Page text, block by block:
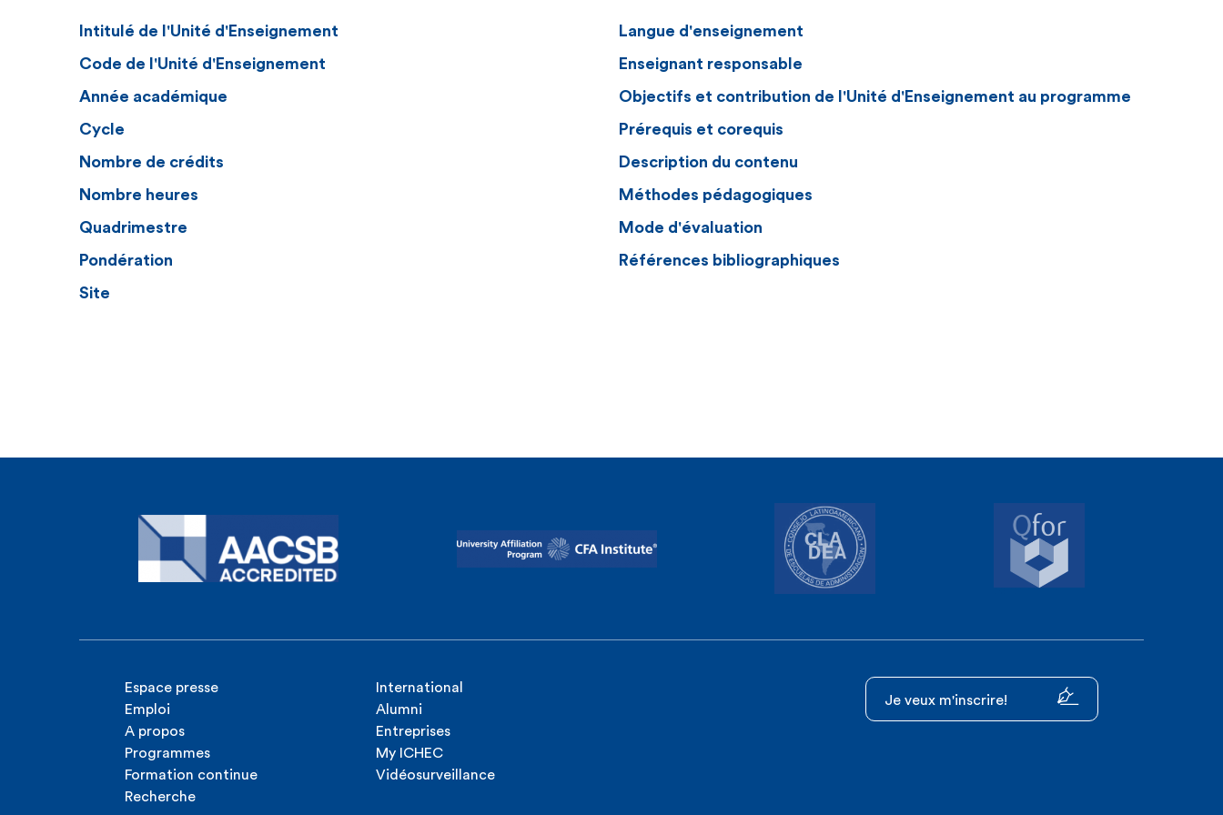
Intitulé de l'Unité d'Enseignement
Code de l'Unité d'Enseignement
Année académique
Cycle
Nombre de crédits
Nombre heures
Quadrimestre
Pondération
Site
Langue d'enseignement
Enseignant responsable
Objectifs et contribution de l'Unité d'Enseignement au programme
Prérequis et corequis
Description du contenu
Méthodes pédagogiques
Mode d'évaluation
Références bibliographiques
Espace presse
Emploi
A propos
Programmes
Formation continue
Recherche
International
Alumni
Entreprises
My ICHEC
Vidéosurveillance
Je veux m'inscrire!